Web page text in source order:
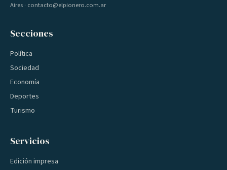
Aires · contacto@elpionero.com.ar
Secciones
Política
Sociedad
Economía
Deportes
Turismo
Servicios
Edición impresa